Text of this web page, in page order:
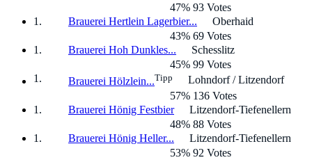
47% 93 Votes
Brauerei Hertlein Lagerbier...
Oberhaid
43% 69 Votes
Brauerei Hoh Dunkles...
Schesslitz
45% 99 Votes
Brauerei Hölzlein...Tipp
Lohndorf / Litzendorf
57% 136 Votes
Brauerei Hönig Festbier
Litzendorf-Tiefenellern
48% 88 Votes
Brauerei Hönig Heller...
Litzendorf-Tiefenellern
53% 92 Votes